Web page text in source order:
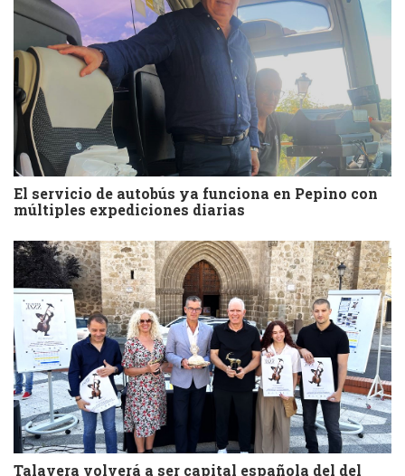
El servicio de autobús ya funciona en Pepino con
múltiples expediciones diarias
Talavera volverá a ser capital española del del